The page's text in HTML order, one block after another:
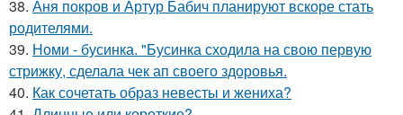
38. Аня покров и Артур Бабич планируют вскоре стать
родителями.
39. Номи - бусинка. "Бусинка сходила на свою первую
стрижку, сделала чек ап своего здоровья.
40. Как сочетать образ невесты и жениха?